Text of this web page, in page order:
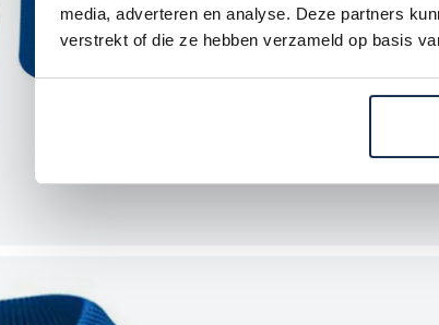
media, adverteren en analyse. Deze partners
verstrekt of die ze hebben verzameld op basis